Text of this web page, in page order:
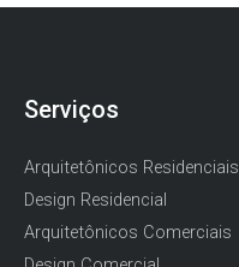
Serviços
Arquitetônicos Residenciais
Design Residencial
Arquitetônicos Comerciais